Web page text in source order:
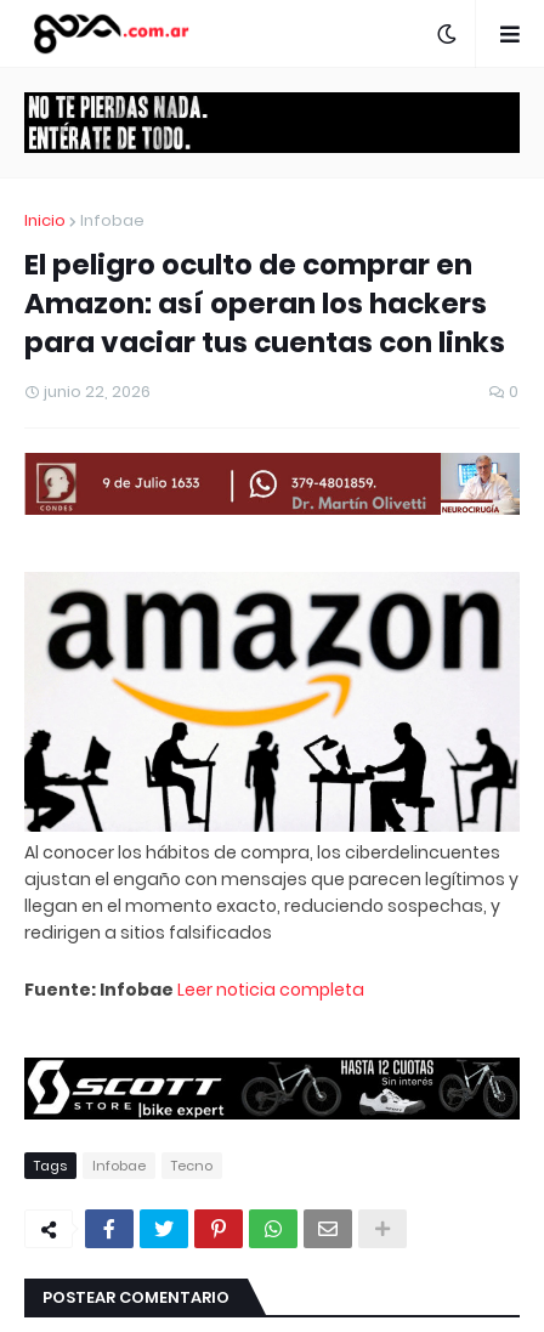
Inicio Infobae
El peligro oculto de comprar en
Amazon: así operan los hackers
para vaciar tus cuentas con links
junio 22, 2026 0
Al conocer los hábitos de compra, los ciberdelincuentes
ajustan el engaño con mensajes que parecen legítimos y
llegan en el momento exacto, reduciendo sospechas, y
redirigen a sitios falsificados
Fuente: Infobae Leer noticia completa
Tags Infobae Tecno
POSTEAR COMENTARIO